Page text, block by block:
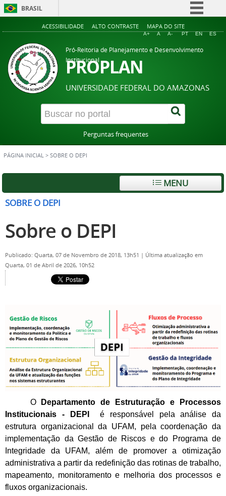
BRASIL
Simplifique!
Acesso à informação
Legislação
Canais
ACESSIBILIDADE ALTO CONTRASTE MAPA DO SITE
A+ A A- PT EN ES
Pró-Reitoria de Planejamento e Desenvolvimento
Institucional
PROPLAN
UNIVERSIDADE FEDERAL DO AMAZONAS
Perguntas frequentes
PÁGINA INICIAL > SOBRE O DEPI
MENU
SOBRE O DEPI
Sobre o DEPI
Publicado: Quarta, 07 de Novembro de 2018, 13h51 | Última atualização em
Quarta, 01 de Abril de 2026, 10h52
O
Departamento de Estruturação e Processos
Institucionais - DEPI
é responsável pela análise da
estrutura organizacional da UFAM, pela coordenação da
implementação da Gestão de Riscos e do Programa de
Integridade da UFAM, além de promover a otimização
administrativa a partir da redefinição das rotinas de trabalho,
mapeamento, monitoramento e melhoria dos processos e
fluxos organizacionais.